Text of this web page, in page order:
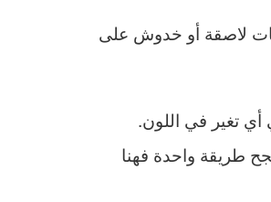
لاصقة أو خدوش على
تغير في اللون.
طريقة واحدة فهنا